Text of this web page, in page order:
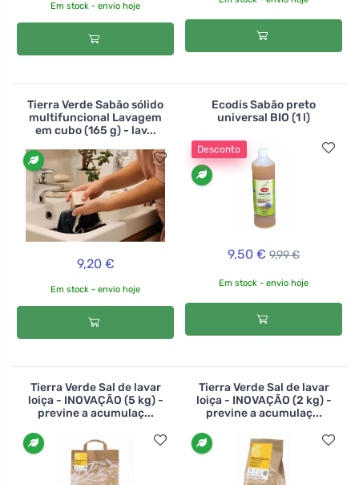
Em stock - envio hoje
Tierra Verde Sabão sólido
multifuncional Lavagem
em cubo (165 g) - lav...
9,20 €
Em stock - envio hoje
Ecodis Sabão preto
universal BIO (1 l)
Desconto
9,50 € 9,99 €
Em stock - envio hoje
Tierra Verde Sal de lavar
loiça - INOVAÇÃO (5 kg) -
previne a acumulaç...
Tierra Verde Sal de lavar
loiça - INOVAÇÃO (2 kg) -
previne a acumulaç...